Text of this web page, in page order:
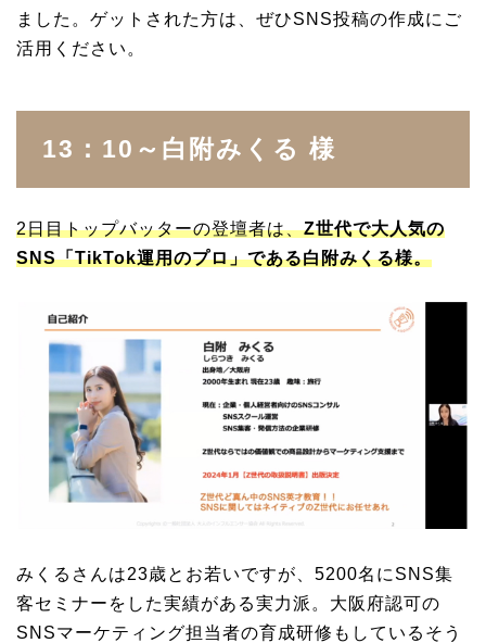
ました。ゲットされた方は、ぜひSNS投稿の作成にご
活用ください。
13：10～白附みくる 様
2日目トップバッターの登壇者は、Z世代で大人気の
SNS「TikTok運用のプロ」である白附みくる様。
みくるさんは23歳とお若いですが、5200名にSNS集
客セミナーをした実績がある実力派。大阪府認可の
SNSマーケティング担当者の育成研修もしているそう